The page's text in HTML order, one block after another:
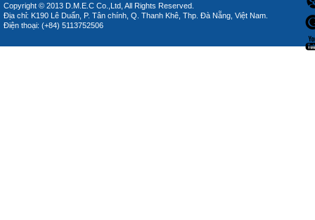
Copyright © 2013 D.M.E.C Co.,Ltd, All Rights Reserved.
Địa chỉ: K190 Lê Duẩn, P. Tân chính, Q. Thanh Khê, Thp. Đà Nẵng, Việt Nam.
Điện thoại: (+84) 5113752506